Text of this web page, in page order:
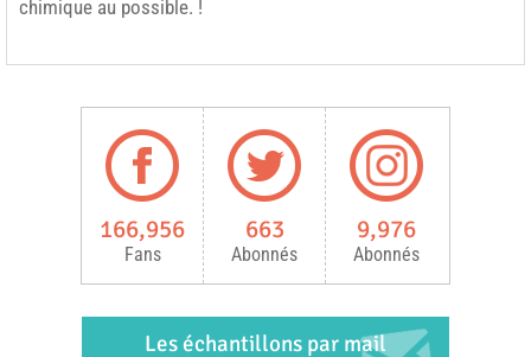
chimique au possible. !
166,956
Fans
663
Abonnés
9,976
Abonnés
Les échantillons par mail